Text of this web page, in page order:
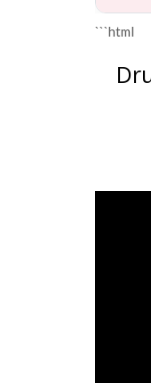
```html